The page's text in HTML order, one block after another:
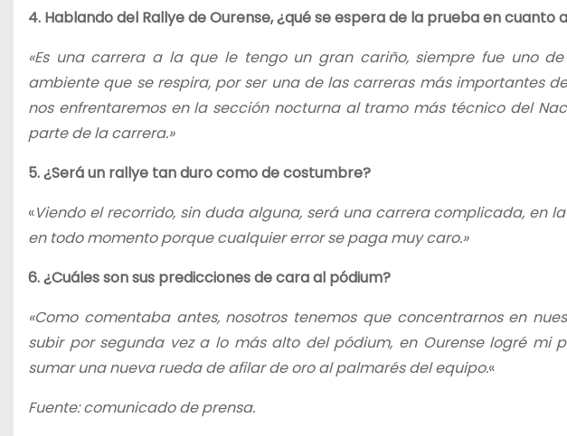
4. Hablando del Rallye de Ourense, ¿qué se espera de la prueba en cuanto
«Es una carrera a la que le tengo un gran cariño, siempre fue uno
ambiente que se respira, por ser una de las carreras más importantes
nos enfrentaremos en la sección nocturna al tramo más técnico del
parte de la carrera.»
5. ¿Será un rallye tan duro como de costumbre?
«Viendo el recorrido, sin duda alguna, será una carrera complicada, en
en todo momento porque cualquier error se paga muy caro.»
6. ¿Cuáles son sus predicciones de cara al pódium?
«Como comentaba antes, nosotros tenemos que concentrarnos en
subir por segunda vez a lo más alto del pódium, en Ourense logré mi
sumar una nueva rueda de afilar de oro al palmarés del equipo.«
Fuente: comunicado de prensa.